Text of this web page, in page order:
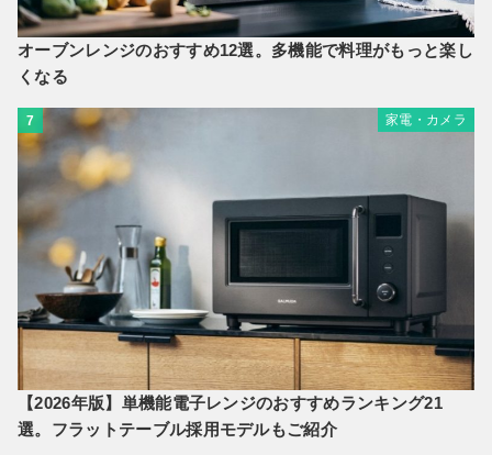
オーブンレンジのおすすめ12選。多機能で料理がもっと楽し
くなる
7 家電・カメラ
【2026年版】単機能電子レンジのおすすめランキング21
選。フラットテーブル採用モデルもご紹介